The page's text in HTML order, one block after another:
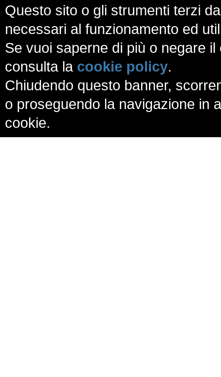
Questo sito o gli strumenti terzi
necessari al funzionamento ed
Se vuoi saperne di più o negare
consulta la cookie policy.
Chiudendo questo banner,
o proseguendo la navigazione in
cookie.